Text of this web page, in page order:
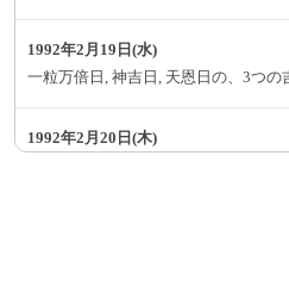
1992年2月19日(水)
一粒万倍日, 神吉日, 天恩日の、3つの
1992年2月20日(木)